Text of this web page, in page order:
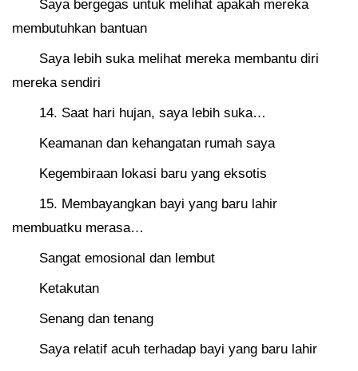
Saya bergegas untuk melihat apakah mereka
membutuhkan bantuan
Saya lebih suka melihat mereka membantu diri
mereka sendiri
14. Saat hari hujan, saya lebih suka…
Keamanan dan kehangatan rumah saya
Kegembiraan lokasi baru yang eksotis
15. Membayangkan bayi yang baru lahir
membuatku merasa…
Sangat emosional dan lembut
Ketakutan
Senang dan tenang
Saya relatif acuh terhadap bayi yang baru lahir